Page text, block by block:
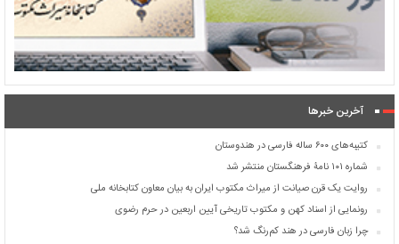
آخرین خبرها
کتیبه‌های ۶۰۰ ساله فارسی در هندوستان
شماره ۱۰۱ نامۀ فرهنگستان منتشر شد
روایت یک قرن صیانت از میراث مکتوب ایران به بیان معاون کتابخانه ملی
رونمایی از اسناد کهن و مکتوب تاریخی آیین اربعین در حرم رضوی
چرا زبان فارسی در هند کم‌رنگ شد؟